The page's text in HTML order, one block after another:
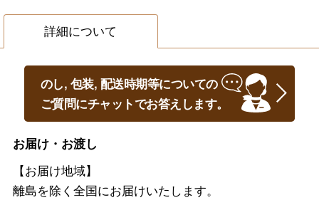
詳細について
のし, 包装, 配送時期等についての
ご質問にチャットでお答えします。
お届け・お渡し
【お届け地域】
離島を除く全国にお届けいたします。